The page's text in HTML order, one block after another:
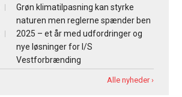
Grøn klimatilpasning kan styrke
naturen men reglerne spænder ben
2025 – et år med udfordringer og
nye løsninger for I/S
Vestforbrænding
Alle nyheder ›